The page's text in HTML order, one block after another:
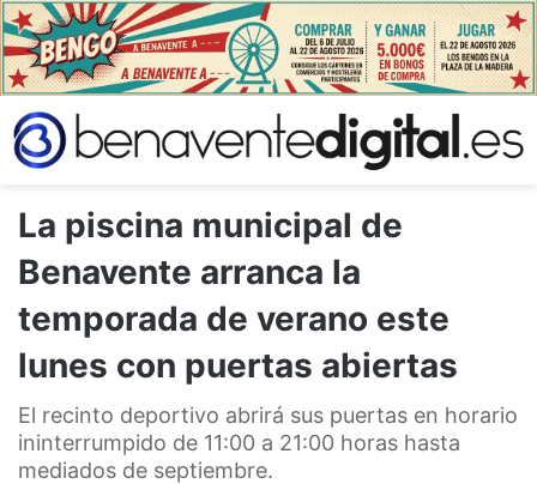
La piscina municipal de
Benavente arranca la
temporada de verano este
lunes con puertas abiertas
El recinto deportivo abrirá sus puertas en horario
ininterrumpido de 11:00 a 21:00 horas hasta
mediados de septiembre.